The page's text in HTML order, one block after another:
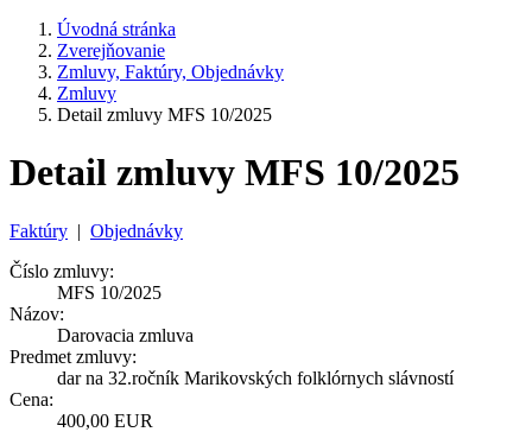
Úvodná stránka
Zverejňovanie
Zmluvy, Faktúry, Objednávky
Zmluvy
Detail zmluvy MFS 10/2025
Detail zmluvy MFS 10/2025
Faktúry | Objednávky
Číslo zmluvy:
MFS 10/2025
Názov:
Darovacia zmluva
Predmet zmluvy:
dar na 32.ročník Marikovských folklórnych slávností
Cena:
400,00 EUR